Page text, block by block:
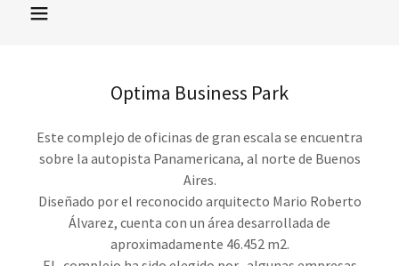
Optima Business Park
Este complejo de oficinas de gran escala se encuentra
sobre la autopista Panamericana, al norte de Buenos
Aires.
Diseñado por el reconocido arquitecto Mario Roberto
Álvarez, cuenta con un área desarrollada de
aproximadamente 46.452 m2.